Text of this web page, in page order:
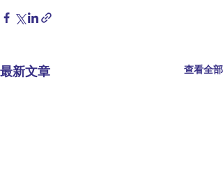
最新文章 查看全部